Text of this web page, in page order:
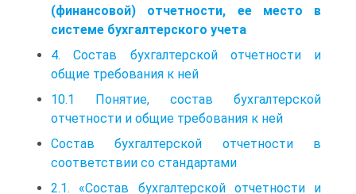
(финансовой) отчетности, ее место в
системе бухгалтерского учета
4. Состав бухгалтерской отчетности и
общие требования к ней
10.1 Понятие, состав бухгалтерской
отчетности и общие требования к ней
Состав бухгалтерской отчетности в
соответствии со стандартами
2.1. «Состав бухгалтерской отчетности и